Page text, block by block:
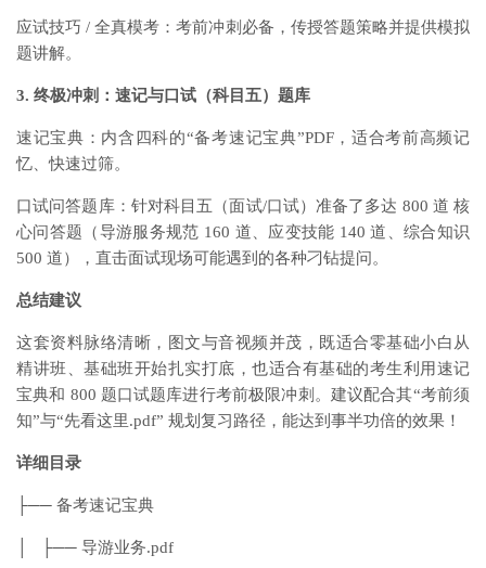
应试技巧 / 全真模考：考前冲刺必备，传授答题策略并提供模拟
题讲解。
3. 终极冲刺：速记与口试（科目五）题库
速记宝典：内含四科的“备考速记宝典”PDF，适合考前高频记
忆、快速过筛。
口试问答题库：针对科目五（面试/口试）准备了多达 800 道 核
心问答题（导游服务规范 160 道、应变技能 140 道、综合知识
500 道），直击面试现场可能遇到的各种刁钻提问。
总结建议
这套资料脉络清晰，图文与音视频并茂，既适合零基础小白从
精讲班、基础班开始扎实打底，也适合有基础的考生利用速记
宝典和 800 题口试题库进行考前极限冲刺。建议配合其“考前须
知”与“先看这里.pdf” 规划复习路径，能达到事半功倍的效果！
详细目录
├── 备考速记宝典
│ ├── 导游业务.pdf